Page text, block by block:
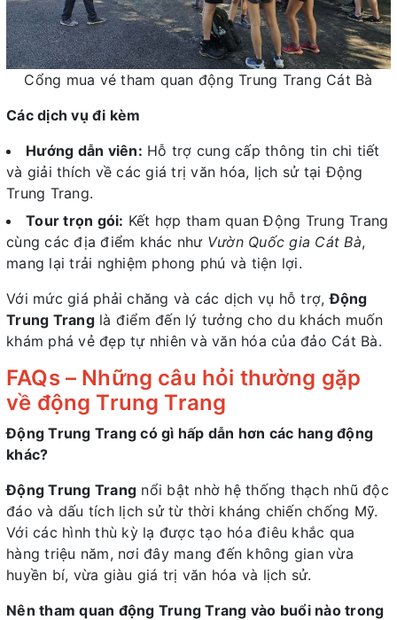
Cổng mua vé tham quan động Trung Trang Cát Bà
Các dịch vụ đi kèm
Hướng dẫn viên: Hỗ trợ cung cấp thông tin chi tiết
và giải thích về các giá trị văn hóa, lịch sử tại Động
Trung Trang.
Tour trọn gói: Kết hợp tham quan Động Trung Trang
cùng các địa điểm khác như Vườn Quốc gia Cát Bà,
mang lại trải nghiệm phong phú và tiện lợi.
Với mức giá phải chăng và các dịch vụ hỗ trợ,Động
Trung Tranglà điểm đến lý tưởng cho du khách muốn
khám phá vẻ đẹp tự nhiên và văn hóa của đảo Cát Bà.
FAQs – Những câu hỏi thường gặp
về động Trung Trang
Động Trung Trang có gì hấp dẫn hơn các hang động
khác?
Động Trung Trang nổi bật nhờ hệ thống thạch nhũ độc
đáo và dấu tích lịch sử từ thời kháng chiến chống Mỹ.
Với các hình thù kỳ lạ được tạo hóa điêu khắc qua
hàng triệu năm, nơi đây mang đến không gian vừa
huyền bí, vừa giàu giá trị văn hóa và lịch sử.
Nên tham quan động Trung Trang vào buổi nào trong